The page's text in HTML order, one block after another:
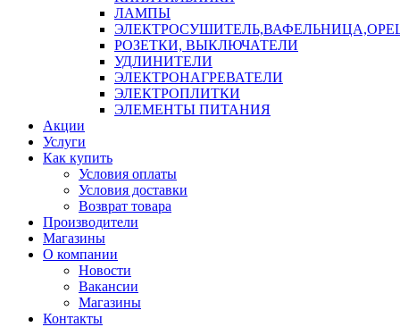
ЛАМПЫ
РОЗЕТКИ, ВЫКЛЮЧАТЕЛИ
УДЛИНИТЕЛИ
ЭЛЕКТРОНАГРЕВАТЕЛИ
ЭЛЕКТРОПЛИТКИ
ЭЛЕМЕНТЫ ПИТАНИЯ
Акции
Услуги
Как купить
Условия оплаты
Условия доставки
Возврат товара
Производители
Магазины
О компании
Новости
Вакансии
Магазины
Контакты